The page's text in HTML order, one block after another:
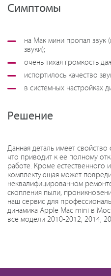
Симптомы
на Мак мини пропал звук
звуки);
очень тихая громкость
испортилось качество
в системных настройках
Решение
Данная деталь имеет
что приводит к ее полному
работе. Кроме естественного
комплектующая может
неквалифицированном
скопления пыли,
наш сервис для
динамика Apple Mac mini в
все модели 2010-2012, 2014,